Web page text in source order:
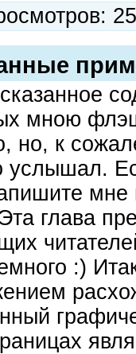
мною
но, к
услышал.
мне
глава
:)